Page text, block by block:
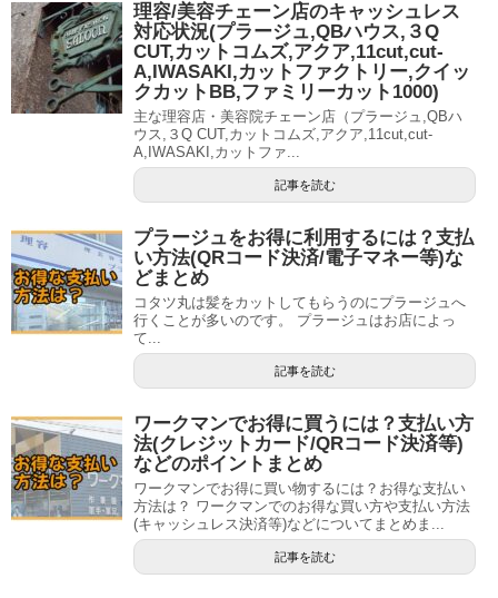
理容/美容チェーン店のキャッシュレス
対応状況(プラージュ,QBハウス,３Q
CUT,カットコムズ,アクア,11cut,cut-
A,IWASAKI,カットファクトリー,クイッ
クカットBB,ファミリーカット1000)
主な理容店・美容院チェーン店（プラージュ,QBハ
ウス,３Q CUT,カットコムズ,アクア,11cut,cut-
A,IWASAKI,カットファ...
記事を読む
プラージュをお得に利用するには？支払
い方法(QRコード決済/電子マネー等)な
どまとめ
コタツ丸は髪をカットしてもらうのにプラージュへ
行くことが多いのです。 プラージュはお店によっ
て...
記事を読む
ワークマンでお得に買うには？支払い方
法(クレジットカード/QRコード決済等)
などのポイントまとめ
ワークマンでお得に買い物するには？お得な支払い
方法は？ ワークマンでのお得な買い方や支払い方法
(キャッシュレス決済等)などについてまとめま...
記事を読む